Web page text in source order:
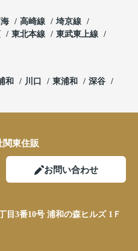
高崎線
埼京線
東北本線
東武東上線
和 川口 東浦和
深谷
関東住販
お問い合わせ
目3番10号 浦和の森ヒルズ 1Ｆ